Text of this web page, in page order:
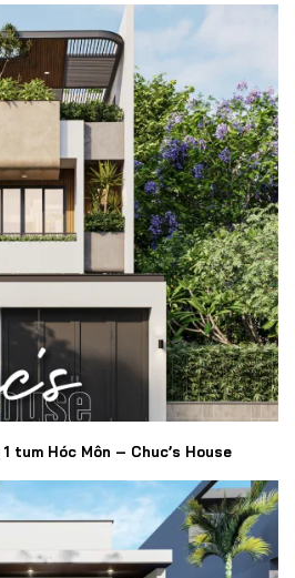
tum Hóc Môn – Chuc’s House